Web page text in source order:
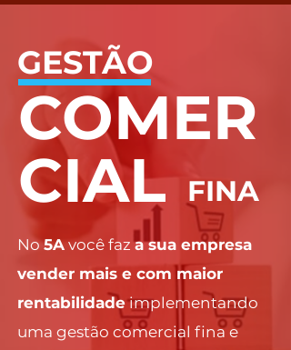
GESTÃO
FINA
COMER
CIAL
No5Avocê faza sua empresa
vender mais e com maior
rentabilidadeimplementando
uma gestão comercial fina e